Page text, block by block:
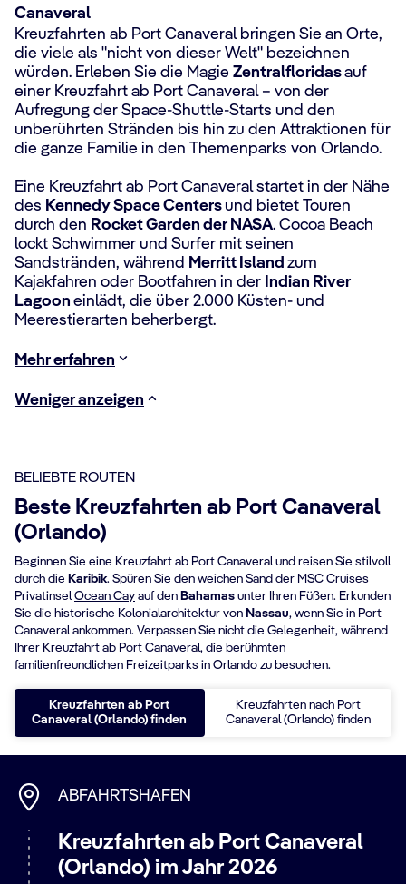
Canaveral
Kreuzfahrten ab Port Canaveral bringen Sie an Orte,
die viele als "nicht von dieser Welt" bezeichnen
würden. Erleben Sie die Magie Zentralfloridasauf
einer Kreuzfahrt ab Port Canaveral – von der
Aufregung der Space-Shuttle-Starts und den
unberührten Stränden bis hin zu den Attraktionen für
die ganze Familie in den Themenparks von Orlando.
Eine Kreuzfahrt ab Port Canaveral startet in der Nähe
des Kennedy Space Centersund bietet Touren
durch den Rocket Garden der NASA. Cocoa Beach
lockt Schwimmer und Surfer mit seinen
Sandstränden, während Merritt Island zum
Kajakfahren oder Bootfahren in der Indian River
Lagoon einlädt, die über 2.000 Küsten- und
Meerestierarten beherbergt.
Mehr erfahren
Weniger anzeigen
BELIEBTE ROUTEN
Beste Kreuzfahrten ab Port Canaveral
(Orlando)
Beginnen Sie eine Kreuzfahrt ab Port Canaveral und reisen Sie stilvoll
durch die Karibik. Spüren Sie den weichen Sand der MSC Cruises
PrivatinselOcean Cay auf den Bahamas unter Ihren Füßen. Erkunden
Sie die historische Kolonialarchitektur von Nassau, wenn Sie in Port
Canaveral ankommen. Verpassen Sie nicht die Gelegenheit, während
Ihrer Kreuzfahrt ab Port Canaveral, die berühmten
familienfreundlichen Freizeitparks in Orlando zu besuchen.
Kreuzfahrten ab Port
Canaveral (Orlando) finden
Kreuzfahrten nach Port
Canaveral (Orlando) finden
ABFAHRTSHAFEN
Kreuzfahrten ab Port Canaveral
(Orlando) im Jahr 2026